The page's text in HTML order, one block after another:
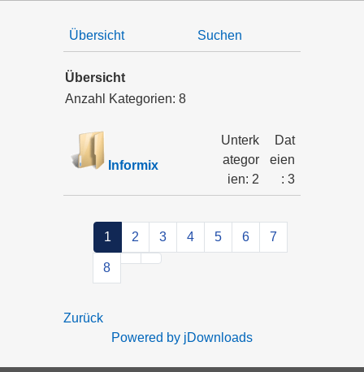
Übersicht Suchen
Übersicht
Anzahl Kategorien: 8
Informix
Unterk
ategor
ien: 2
Dat
eien
: 3
1 2 3 4 5 6 7
8
Zurück
Powered by jDownloads